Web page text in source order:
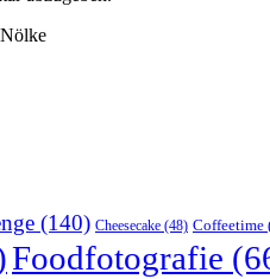
(140) Cheesecake (48) Coffeetime
Foodfotografie